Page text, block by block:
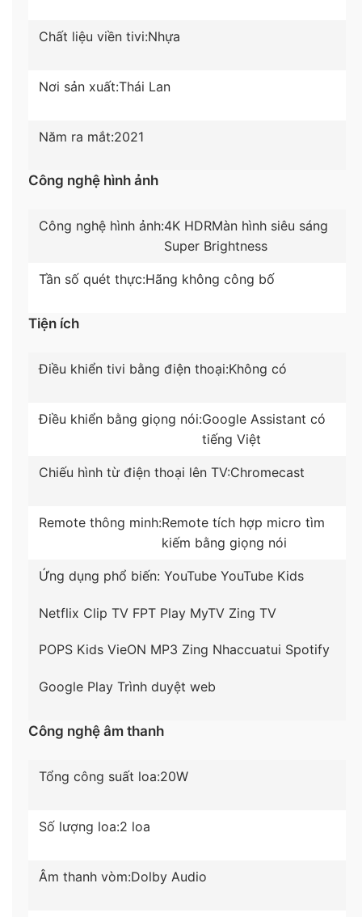
Tuổi thọ tấm nền cao, giúp người dùng có trải
Đắm chìm với âm thanh vòm giả lập sống động
Dolby Audio giả lập âm thanh vòm, phát ra từ nhiều
trải nghiệm âm thanh vô cùng sống động và mạnh
hệ điều hành Android 9.0
thiện, dễ dùng. Cùng với kho ứng dụng vô cùng
FPT Play, Zing TV, Spotify, Nhaccuatui,… đáp ứng
gia đình.
Chất liệu viền tivi:Nhựa
Nơi sản xuất:Thái Lan
Năm ra mắt:2021
Công nghệ hình ảnh
Công nghệ hình ảnh:4K HDRMàn hình siêu sáng
Super Brightness
Tần số quét thực:Hãng không công bố
Tiện ích
Điều khiển tivi bằng điện thoại:Không có
Điều khiển bằng giọng nói:Google Assistant có
tiếng Việt
Chiếu hình từ điện thoại lên TV:Chromecast
Remote thông minh:Remote tích hợp micro tìm
kiếm bằng giọng nói
Ứng dụng phổ biến: YouTube YouTube Kids
Netflix Clip TV FPT Play MyTV Zing TV
POPS Kids VieON MP3 Zing Nhaccuatui Spotify
Google Play Trình duyệt web
Công nghệ âm thanh
Tổng công suất loa:20W
Số lượng loa:2 loa
Âm thanh vòm:Dolby Audio